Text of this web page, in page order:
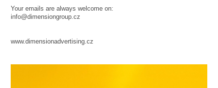
Your emails are always welcome on:
info@dimensiongroup.cz
www.dimensionadvertising.cz